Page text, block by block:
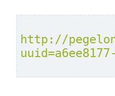
http://